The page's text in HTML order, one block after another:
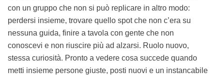
con un gruppo che non si può replicare in altro modo:
perdersi insieme, trovare quello spot che non c’era su
nessuna guida, finire a tavola con gente che non
conoscevi e non riuscire più ad alzarsi. Ruolo nuovo,
stessa curiosità. Pronto a vedere cosa succede quando
metti insieme persone giuste, posti nuovi e un instancabile